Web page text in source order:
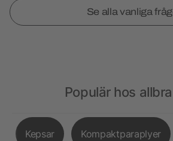
Se alla vanliga
Populär hos
Kepsar Kompaktparaplyer